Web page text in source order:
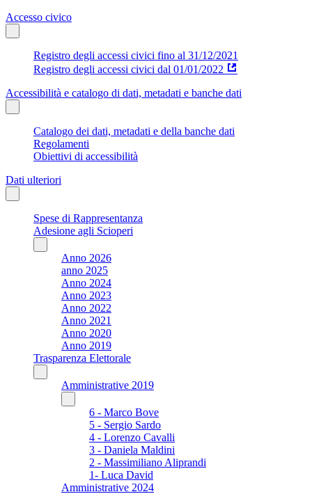
Accesso civico
Registro degli accessi civici fino al 31/12/2021
Registro degli accessi civici dal 01/01/2022
Accessibilità e catalogo di dati, metadati e banche dati
Catalogo dei dati, metadati e della banche dati
Regolamenti
Obiettivi di accessibilità
Dati ulteriori
Spese di Rappresentanza
Adesione agli Scioperi
Anno 2026
anno 2025
Anno 2024
Anno 2023
Anno 2022
Anno 2021
Anno 2020
Anno 2019
Trasparenza Elettorale
Amministrative 2019
6 - Marco Bove
5 - Sergio Sardo
4 - Lorenzo Cavalli
3 - Daniela Maldini
2 - Massimiliano Aliprandi
1- Luca David
Amministrative 2024